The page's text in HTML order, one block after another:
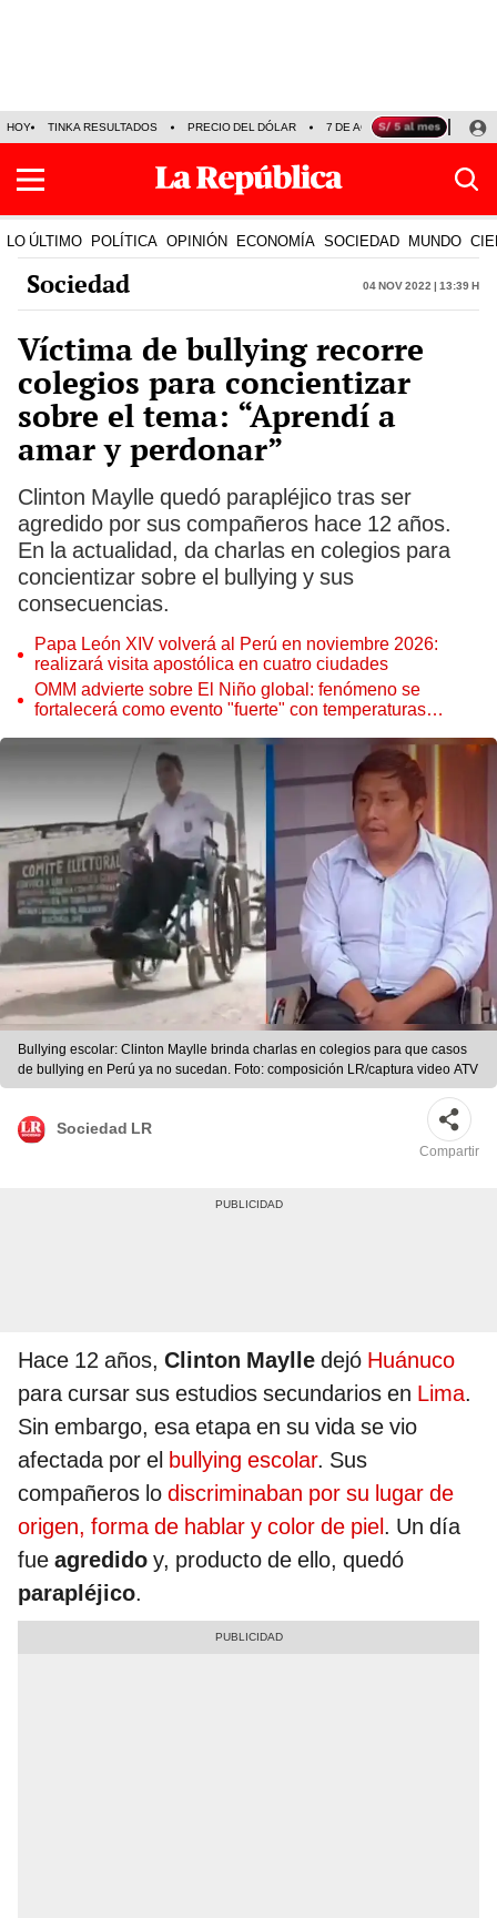
HOY TINKA RESULTADOS PRECIO DEL DÓLAR 7 DE AGOSTO OLLANTA
LO ÚLTIMO POLÍTICA OPINIÓN ECONOMÍA SOCIEDAD MUNDO
Sociedad 04 Nov 2022 | 13:39 h
Víctima de bullying recorre
colegios para concientizar
sobre el tema: “Aprendí a
amar y perdonar”
Clinton Maylle quedó parapléjico tras ser
agredido por sus compañeros hace 12 años.
En la actualidad, da charlas en colegios para
concientizar sobre el bullying y sus
consecuencias.
Papa León XIV volverá al Perú en noviembre 2026:
realizará visita apostólica en cuatro ciudades
OMM advierte sobre El Niño global: fenómeno se
fortalecerá como evento "fuerte" con temperaturas
Bullying escolar: Clinton Maylle brinda charlas en colegios para que casos
de bullying en Perú ya no sucedan. Foto: composición LR/captura video ATV
Sociedad LR
Compartir
Hace 12 años, Clinton Maylle dejó Huánuco
para cursar sus estudios secundarios en Lima.
Sin embargo, esa etapa en su vida se vio
afectada por el bullying escolar. Sus
compañeros lo discriminaban por su lugar de
origen, forma de hablar y color de piel. Un día
fue agredido y, producto de ello, quedó
parapléjico.